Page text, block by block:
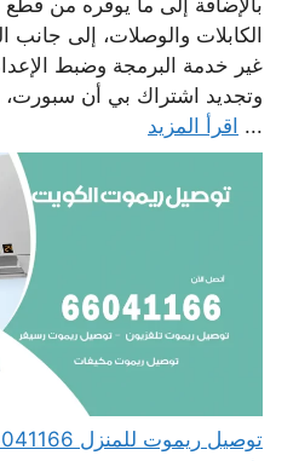
بالإضافة إلى ما يوفره من قطع
الكابلات والوصلات، إلى جانب
غير خدمة البرمجة وضبط
وتجديد اشتراك بي أن سبورت،
... اقرأ المزيد